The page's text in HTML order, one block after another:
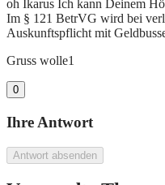
oh Ikarus Ich kann Deinem
Im § 121 BetrVG wird bei
Auskunftspflicht mit
Gruss wolle1
0
Ihre Antwort
Antwort absenden